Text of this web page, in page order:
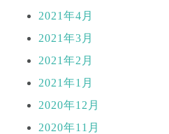
2021年4月
2021年3月
2021年2月
2021年1月
2020年12月
2020年11月